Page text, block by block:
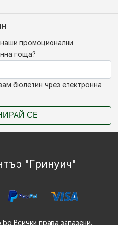
промоционални
поща?
бюлетин чрез електронна
СЕ
"Гринуич"
Всички права запазени.